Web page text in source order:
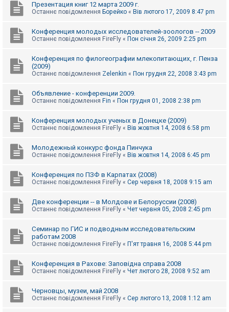
Презентация книг 12 марта 2009 г.
Останнє повідомлення Борейко « Вів лютого 17, 2009 8:47 pm
Конференция молодых исследователей-зоологов -- 2009
Останнє повідомлення FireFly « Пон січня 26, 2009 2:25 pm
Конференция по филогеографии млекопитающих, г. Пенза
(2009)
Останнє повідомлення Zelenkin « Пон грудня 22, 2008 3:43 pm
Объявление - конференции 2009.
Останнє повідомлення Fin « Пон грудня 01, 2008 2:38 pm
Конференция молодых ученых в Донецке (2009)
Останнє повідомлення FireFly « Вів жовтня 14, 2008 6:58 pm
Молодежный конкурс фонда Пинчука
Останнє повідомлення FireFly « Вів жовтня 14, 2008 6:45 pm
Конференция по ПЗФ в Карпатах (2008)
Останнє повідомлення FireFly « Сер червня 18, 2008 9:15 am
Две конференции -- в Молдове и Белоруссии (2008)
Останнє повідомлення FireFly « Чет червня 05, 2008 2:45 pm
Семинар по ГИС и подводным исследовательским
работам 2008
Останнє повідомлення FireFly « П'ят травня 16, 2008 5:44 pm
Конференция в Рахове: Заповідна справа 2008
Останнє повідомлення FireFly « Чет лютого 28, 2008 9:52 am
Черновцы, музеи, май 2008
Останнє повідомлення FireFly « Сер лютого 13, 2008 1:12 am